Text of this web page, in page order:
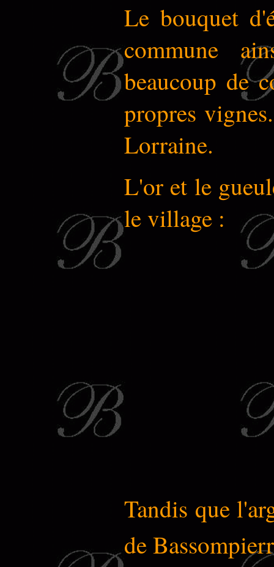
Le bouquet
commune
beaucoup de
propres
Lorraine.
L'or et le
le village :
Tandis que
de